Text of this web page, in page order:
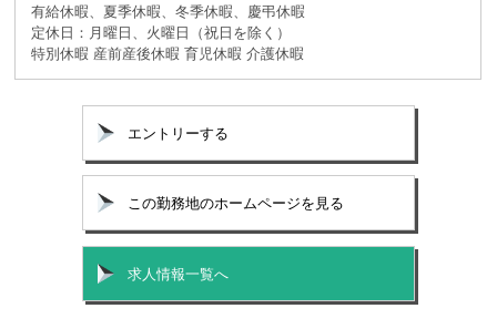
有給休暇、夏季休暇、冬季休暇、慶弔休暇
定休日：月曜日、火曜日（祝日を除く）
特別休暇 産前産後休暇 育児休暇 介護休暇
エントリーする
この勤務地のホームページを見る
求人情報一覧へ